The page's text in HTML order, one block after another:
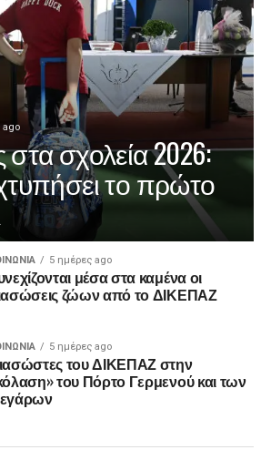
ago
σχολεία 2026:
το πρώτο
5 ημέρες ago
μέσα στα καμένα οι
ζώων από το ΔΙΚΕΠΑΖ
5 ημέρες ago
του ΔΙΚΕΠΑΖ στην
του Πόρτο Γερμενού και των